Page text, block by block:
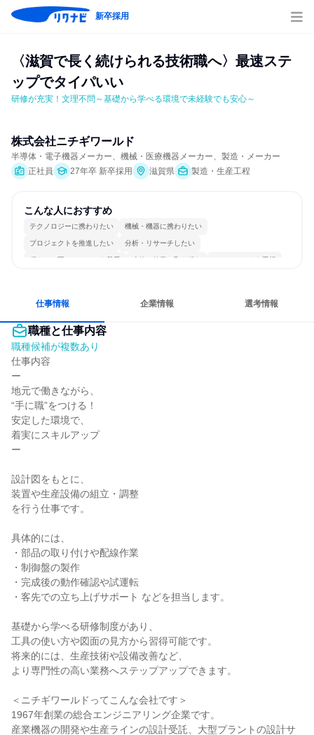
新卒採用
〈滋賀で長く続けられる技術職へ〉最速ステ
ップでタイパいい
研修が充実！文理不問～基礎から学べる環境で未経験でも安心～
株式会社ニチギワールド
半導体・電子機器メーカー、機械・医療機器メーカー、製造・メーカー
正社員
27年卒 新卒採用 滋賀県 製造・生産工程
こんな人におすすめ
テクノロジーに携わりたい 機械・機器に携わりたい
プロジェクトを推進したい 分析・リサーチしたい
穏やかで互いのペースを尊重 冷静に仕事に取り組む チームワークを重視
仕事情報 企業情報 選考情報
職種と仕事内容
職種候補が複数あり
仕事内容
ー
地元で働きながら、
“手に職”をつける！
安定した環境で、
着実にスキルアップ
ー
設計図をもとに、
装置や生産設備の組立・調整
を行う仕事です。
具体的には、
・部品の取り付けや配線作業
・制御盤の製作
・完成後の動作確認や試運転
・客先での立ち上げサポート などを担当します。
基礎から学べる研修制度があり、
工具の使い方や図面の見方から習得可能です。
将来的には、生産技術や設備改善など、
より専門性の高い業務へステップアップできます。
＜ニチギワールドってこんな会社です＞
1967年創業の総合エンジニアリング企業です。
産業機器の開発や生産ラインの設計受託、大型プラントの設計サ